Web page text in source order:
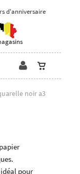
d'anniversaire
noir a3
pour